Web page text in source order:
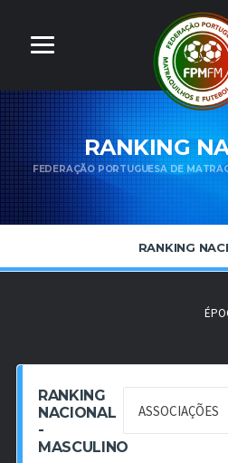
RANKING
FEDERAÇÃO PORTUGUESA DE
RANKING
RANKING
NACIONAL
-
MASCULINO